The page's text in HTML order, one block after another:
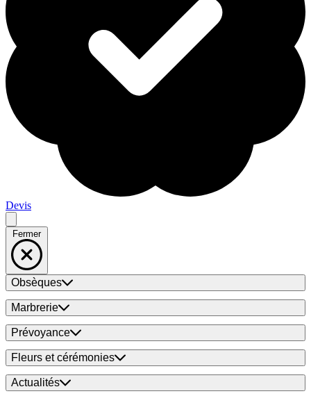
Devis
Fermer
Obsèques
Marbrerie
Prévoyance
Fleurs et cérémonies
Actualités